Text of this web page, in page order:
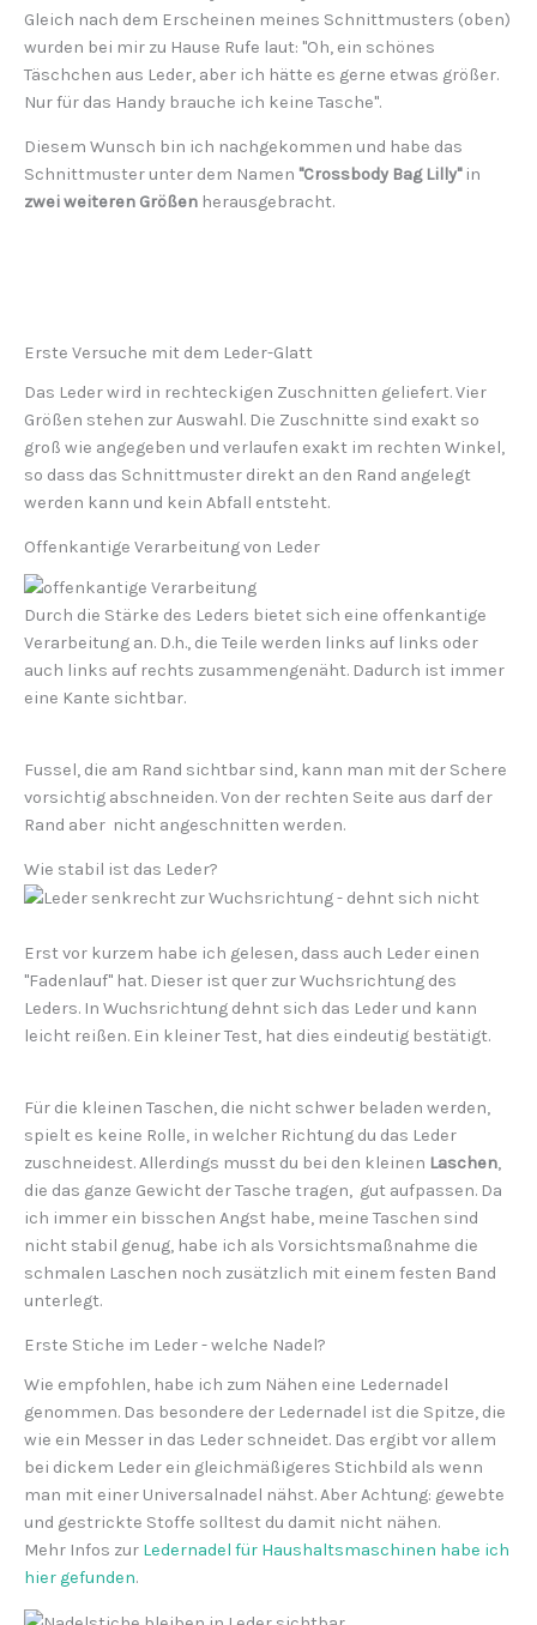
Gleich nach dem Erscheinen meines Schnittmusters (oben)
wurden bei mir zu Hause Rufe laut: "Oh, ein schönes
Täschchen aus Leder, aber ich hätte es gerne etwas größer.
Nur für das Handy brauche ich keine Tasche".
Diesem Wunsch bin ich nachgekommen und habe das
Schnittmuster unter dem Namen "Crossbody Bag Lilly"in
zwei weiteren Größen herausgebracht.
Erste Versuche mit dem Leder-Glatt
Das Leder wird in rechteckigen Zuschnitten geliefert. Vier
Größen stehen zur Auswahl. Die Zuschnitte sind exakt so
groß wie angegeben und verlaufen exakt im rechten Winkel,
so dass das Schnittmuster direkt an den Rand angelegt
werden kann und kein Abfall entsteht.
Offenkantige Verarbeitung von Leder
Durch die Stärke des Leders bietet sich eine offenkantige
Verarbeitung an. D.h., die Teile werden links auf links oder
auch links auf rechts zusammengenäht. Dadurch ist immer
eine Kante sichtbar.
Fussel, die am Rand sichtbar sind, kann man mit der Schere
vorsichtig abschneiden. Von der rechten Seite aus darf der
Rand aber nicht angeschnitten werden.
Wie stabil ist das Leder?
Erst vor kurzem habe ich gelesen, dass auch Leder einen
"Fadenlauf" hat. Dieser ist quer zur Wuchsrichtung des
Leders. In Wuchsrichtung dehnt sich das Leder und kann
leicht reißen. Ein kleiner Test, hat dies eindeutig bestätigt.
Für die kleinen Taschen, die nicht schwer beladen werden,
spielt es keine Rolle, in welcher Richtung du das Leder
zuschneidest. Allerdings musst du bei den kleinen Laschen,
die das ganze Gewicht der Tasche tragen, gut aufpassen. Da
ich immer ein bisschen Angst habe, meine Taschen sind
nicht stabil genug, habe ich als Vorsichtsmaßnahme die
schmalen Laschen noch zusätzlich mit einem festen Band
unterlegt.
Erste Stiche im Leder - welche Nadel?
Wie empfohlen, habe ich zum Nähen eine Ledernadel
genommen. Das besondere der Ledernadel ist die Spitze, die
wie ein Messer in das Leder schneidet. Das ergibt vor allem
bei dickem Leder ein gleichmäßigeres Stichbild als wenn
man mit einer Universalnadel nähst. Aber Achtung: gewebte
und gestrickte Stoffe solltest du damit nicht nähen.
Mehr Infos zur Ledernadel für Haushaltsmaschinen habe ich
hier gefunden.